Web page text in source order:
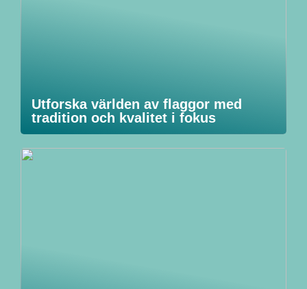
Utforska världen av flaggor med
tradition och kvalitet i fokus